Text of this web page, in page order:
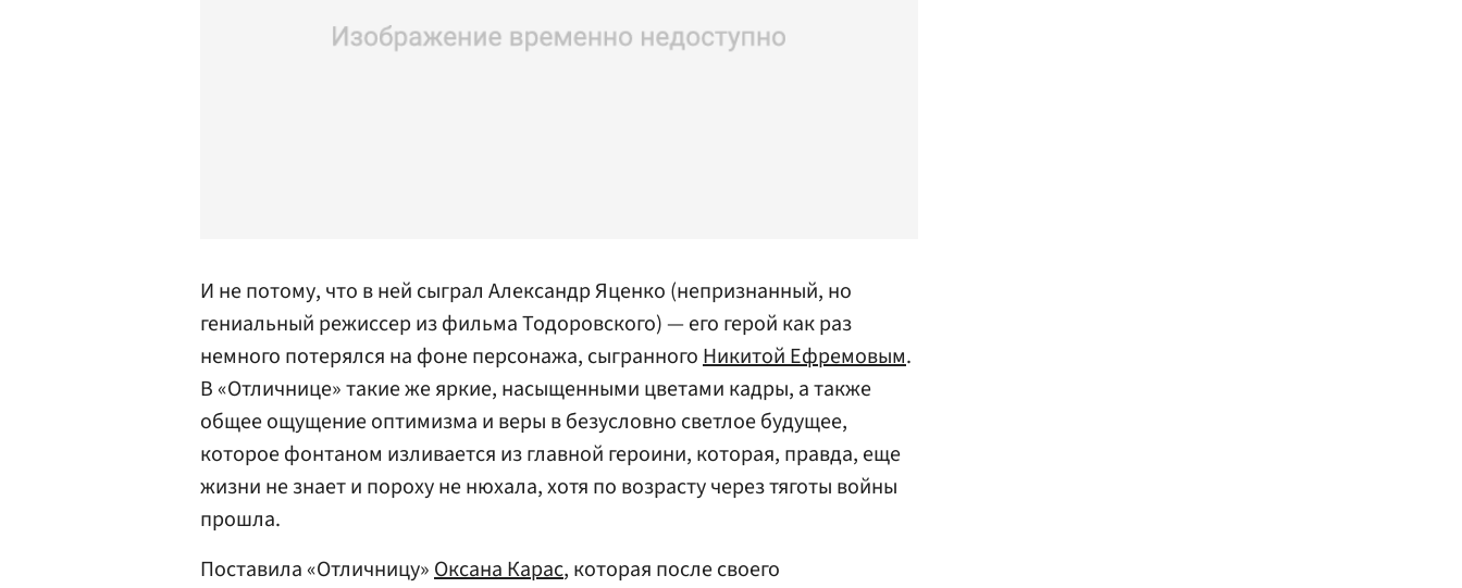
И не потому, что в ней сыграл Александр Яценко (непризнанный, но
гениальный режиссер из фильма Тодоровского) — его герой как раз
немного потерялся на фоне персонажа, сыгранногоНикитой Ефремовым.
В «Отличнице» такие же яркие, насыщенными цветами кадры, а также
общее ощущение оптимизма и веры в безусловно светлое будущее,
которое фонтаном изливается из главной героини, которая, правда, еще
жизни не знает и пороху не нюхала, хотя по возрасту через тяготы войны
прошла.
Поставила «Отличницу»Оксана Карас, которая после своего